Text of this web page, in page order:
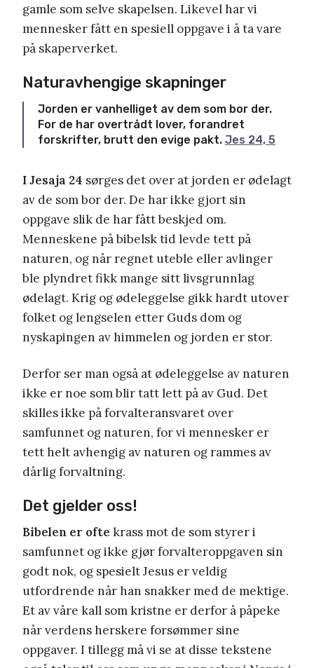
gamle som selve skapelsen. Likevel har vi
mennesker fått en spesiell oppgave i å ta vare
på skaperverket.
Naturavhengige skapninger
Jorden er vanhelliget av dem som bor der.
For de har overtrådt lover, forandret
forskrifter, brutt den evige pakt. Jes 24, 5
I Jesaja 24 sørges det over at jorden er ødelagt
av de som bor der. De har ikke gjort sin
oppgave slik de har fått beskjed om.
Menneskene på bibelsk tid levde tett på
naturen, og når regnet uteble eller avlinger
ble plyndret fikk mange sitt livsgrunnlag
ødelagt. Krig og ødeleggelse gikk hardt utover
folket og lengselen etter Guds dom og
nyskapingen av himmelen og jorden er stor.
Derfor ser man også at ødeleggelse av naturen
ikke er noe som blir tatt lett på av Gud. Det
skilles ikke på forvalteransvaret over
samfunnet og naturen, for vi mennesker er
tett helt avhengig av naturen og rammes av
dårlig forvaltning.
Det gjelder oss!
Bibelen er ofte krass mot de som styrer i
samfunnet og ikke gjør forvalteroppgaven sin
godt nok, og spesielt Jesus er veldig
utfordrende når han snakker med de mektige.
Et av våre kall som kristne er derfor å påpeke
når verdens herskere forsømmer sine
oppgaver. I tillegg må vi se at disse tekstene